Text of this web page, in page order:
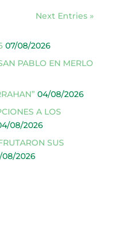
Next Entries »
07/08/2026
PABLO EN MERLO
04/08/2026
A LOS
08/2026
SUS
08/2026